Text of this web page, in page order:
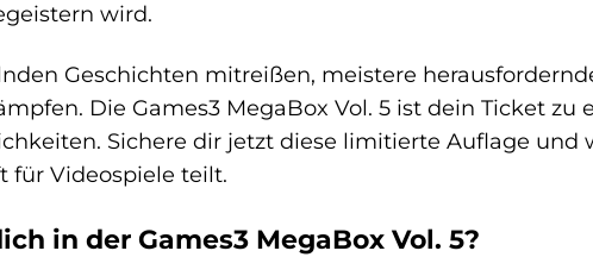
wird.
Geschichten mitreißen, meistere
Die Games3 MegaBox Vol. 5 ist dein Ticket zu
Sichere dir jetzt diese limitierte Auflage und
für Videospiele teilt.
in der Games3 MegaBox Vol. 5?